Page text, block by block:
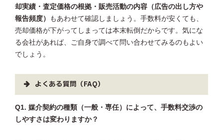
却実績・査定価格の根拠・販売活動の内容（広告の出し方や
報告頻度）
もあわせて確認しましょう。手数料が安くても、
売却価格が下がってしまっては本末転倒だからです。気にな
る会社があれば、ご自身で調べて問い合わせてみるのもよい
でしょう。
よくある質問（FAQ）
Q1. 媒介契約の種類（一般・専任）によって、手数料交渉の
しやすさは変わりますか？